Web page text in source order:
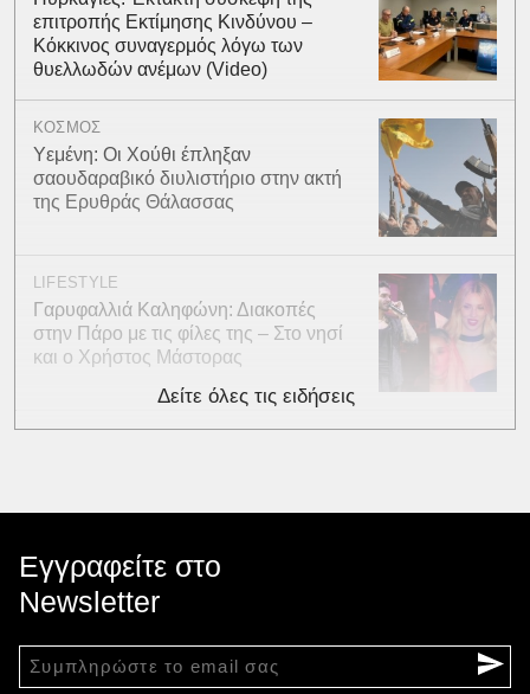
επιτροπής Εκτίμησης Κινδύνου –
Κόκκινος συναγερμός λόγω των
θυελλωδών ανέμων (Video)
ΚΟΣΜΟΣ
Υεμένη: Οι Χούθι έπληξαν
σαουδαραβικό διυλιστήριο στην ακτή
της Ερυθράς Θάλασσας
LIFESTYLE
Γαρυφαλλιά Καληφώνη: Διακοπές
στην Πάρο με τις φίλες της – Στο νησί
και ο Χρήστος Μάστορας
Δείτε όλες τις ειδήσεις
Εγγραφείτε στο
Newsletter